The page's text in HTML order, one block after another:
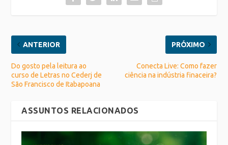
ANTERIOR
Do gosto pela leitura ao
curso de Letras no Cederj de
São Francisco de Itabapoana
PRÓXIMO
Conecta Live: Como fazer
ciência na indústria finaceira?
ASSUNTOS RELACIONADOS